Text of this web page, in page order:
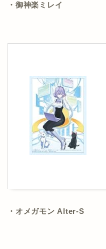
・御神楽ミレイ
・オメガモン Alter-S